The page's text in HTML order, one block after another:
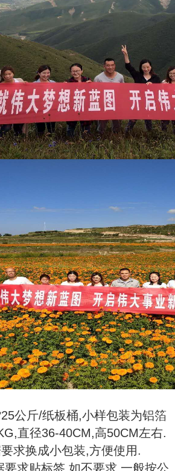
25公斤/纸板桶,小样包装为铝箔
直径36-40CM,高50CM左右.
求换成小包装,方便使用.
要求贴标签,如不要求,一般按公